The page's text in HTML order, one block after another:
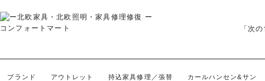
「次
ブランド アウトレット 持込家具修理／張替 カールハンセン&サン